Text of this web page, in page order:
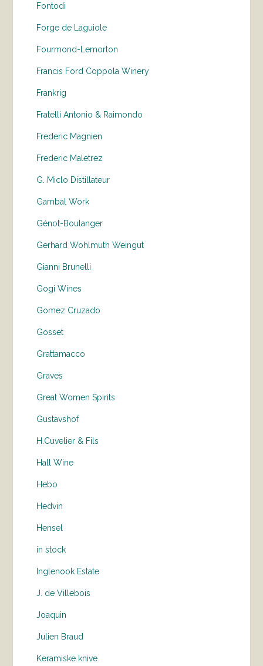
Fontodi
Forge de Laguiole
Fourmond-Lemorton
Francis Ford Coppola Winery
Frankrig
Fratelli Antonio & Raimondo
Frederic Magnien
Frederic Maletrez
G. Miclo Distillateur
Gambal Work
Génot-Boulanger
Gerhard Wohlmuth Weingut
Gianni Brunelli
Gogi Wines
Gomez Cruzado
Gosset
Grattamacco
Graves
Great Women Spirits
Gustavshof
H.Cuvelier & Fils
Hall Wine
Hebo
Hedvin
Hensel
in stock
Inglenook Estate
J. de Villebois
Joaquin
Julien Braud
Keramiske knive